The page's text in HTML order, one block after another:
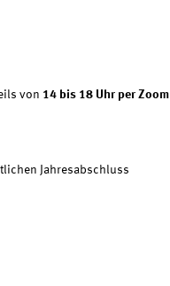
von 14 bis 18 Uhr per Zoom
Jahresabschluss